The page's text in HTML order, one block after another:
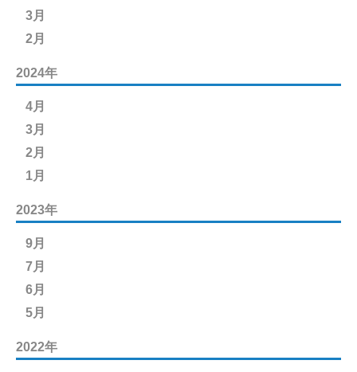
3月
2月
2024年
4月
3月
2月
1月
2023年
9月
7月
6月
5月
2022年